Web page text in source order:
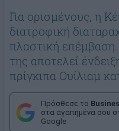
Για ορισμένους, η
διατροφική
πλαστική
της αποτελεί
πρίγκιπα Ουίλιαμ
Πρόσθεσε το
στα αγαπημένα σου
Google